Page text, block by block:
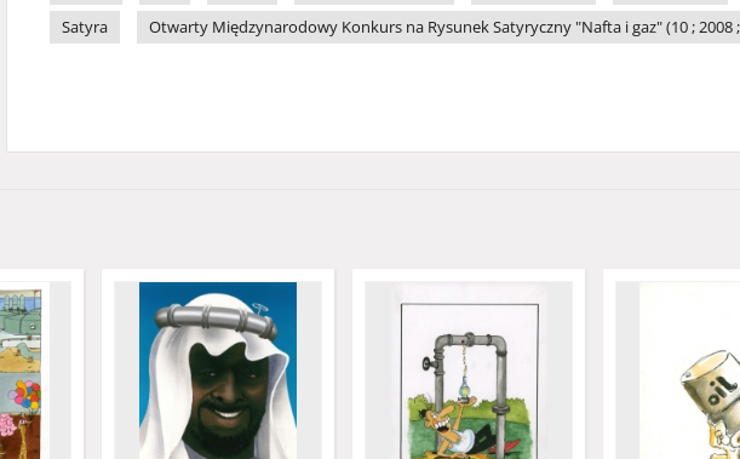
Satyra
Otwarty Międzynarodowy Konkurs na Rysunek Satyryczny "Nafta i gaz" (10 ; 2008